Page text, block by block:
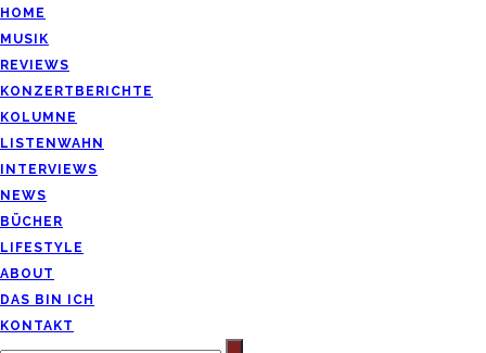
HOME
MUSIK
REVIEWS
KONZERTBERICHTE
KOLUMNE
LISTENWAHN
INTERVIEWS
NEWS
BÜCHER
LIFESTYLE
ABOUT
DAS BIN ICH
KONTAKT